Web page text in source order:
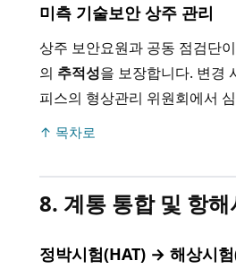
미측 기술보안 상주 관리
상주 보안요원과 공동 점검단
의 추적성을 보장합니다. 변경
피스의 형상관리 위원회에서
↑ 목차로
8. 계통 통합 및 항해
정박시험(HAT) → 해상시